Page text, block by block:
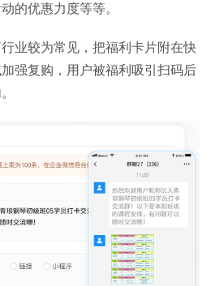
的优惠力度等等。
业较为常见，把福利卡片附在快
强复购，用户被福利吸引扫码后